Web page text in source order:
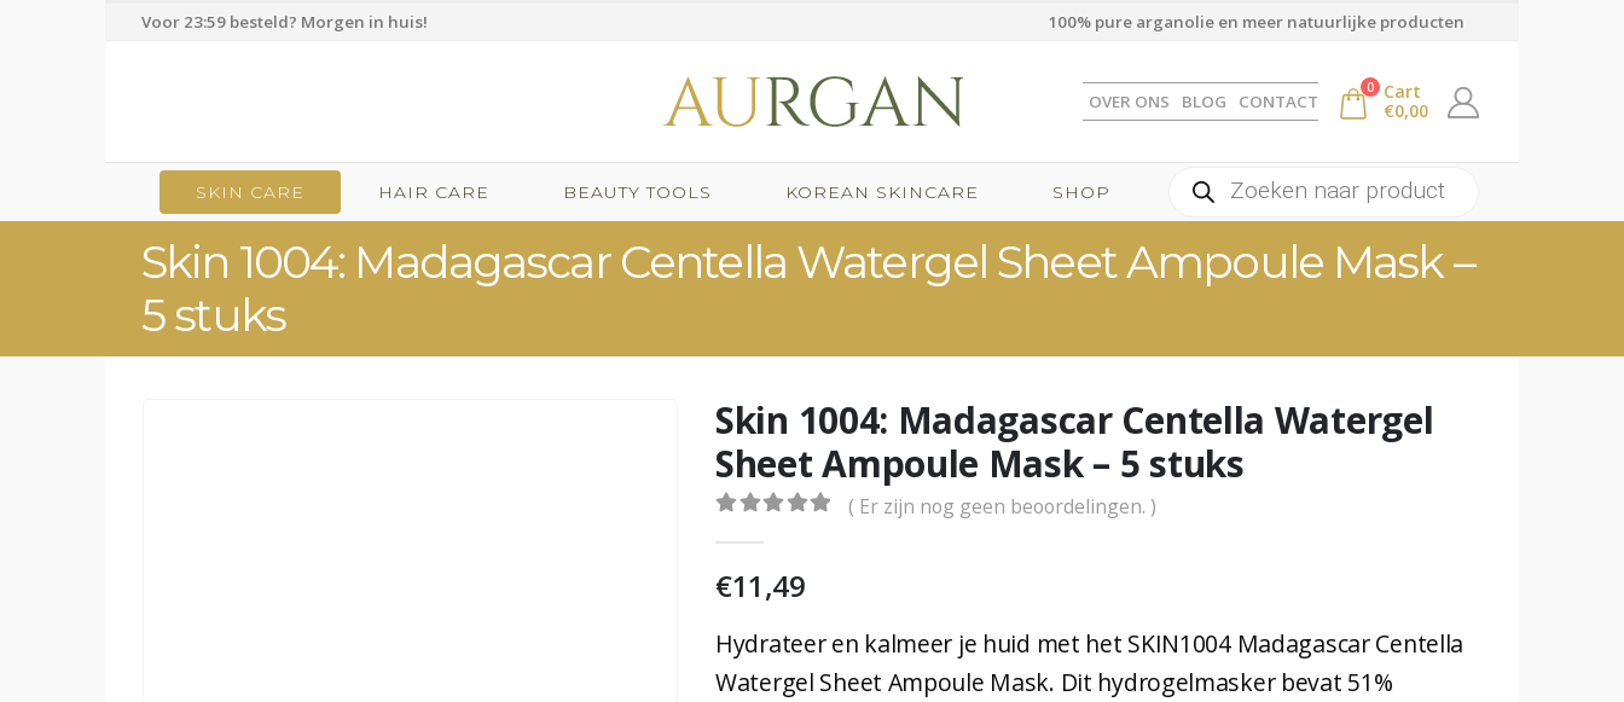
Voor 23:59 besteld? Morgen in huis! 100% pure arganolie en meer natuurlijke producten
OVER ONS BLOG CONTACT
0
Cart
€0,00
SKIN CARE HAIR CARE BEAUTY TOOLS KOREAN SKINCARE SHOP
Producten
zoeken
Skin 1004: Madagascar Centella Watergel Sheet Ampoule Mask –
5 stuks
Skin 1004: Madagascar Centella Watergel
Sheet Ampoule Mask – 5 stuks
( Er zijn nog geen beoordelingen. )
€11,49
Hydrateer en kalmeer je huid met het SKIN1004 Madagascar Centella
Watergel Sheet Ampoule Mask. Dit hydrogelmasker bevat 51%